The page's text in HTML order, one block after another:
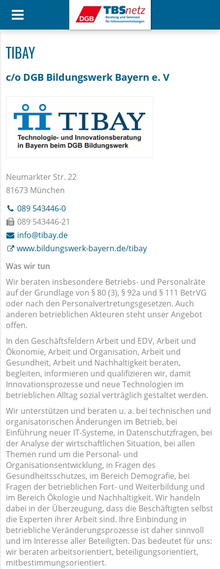
TIBAY
c/o DGB Bildungswerk Bayern e. V
Neumarkter Str. 22
81673 München
089 543446-0
089 543446-21
info@tibay.de
www.bildungswerk-bayern.de/tibay
Was wir tun
Wir beraten insbesondere Betriebs- und Personalräte
auf der Grundlage von § 80 (3), § 92a und § 111 BetrVG
oder nach den Personalvertretungsgesetzen. Auch
anderen betrieblichen Akteuren steht unser Angebot
offen.
In den Geschäftsfeldern Arbeit und EDV, Arbeit und
Ökonomie, Arbeit und Organisation, Arbeit und
Gesundheit, Arbeit und Nachhaltigkeit beraten,
begleiten, informieren und qualifizieren wir, damit
Innovationsprozesse und neue Technologien im
betrieblichen Alltag sozial verträglich gestaltet werden.
Wir unterstützen und beraten u. a. bei technischen und
organisatorischen Änderungen im Betrieb, bei
Einführung neuer IT-Systeme, in Datenschutzfragen, bei
der Analyse der wirtschaftlichen Situation, bei allen
Themen rund um die Personal- und
Organisationsentwicklung, in Fragen des
Gesundheitsschutzes, im Bereich Demografie, bei
Fragen der betrieblichen Fort- und Weiterbildung und
im Bereich Ökologie und Nachhaltigkeit. Wir handeln
dabei in der Überzeugung, dass die Beschäftigten selbst
die Experten ihrer Arbeit sind. Ihre Einbindung in
betriebliche Veränderungsprozesse ist daher sinnvoll
und im Interesse aller Beteiligten. Das bedeutet für uns:
wir beraten arbeitsorientiert, beteiligungsorientiert,
mitbestimmungsorientiert.